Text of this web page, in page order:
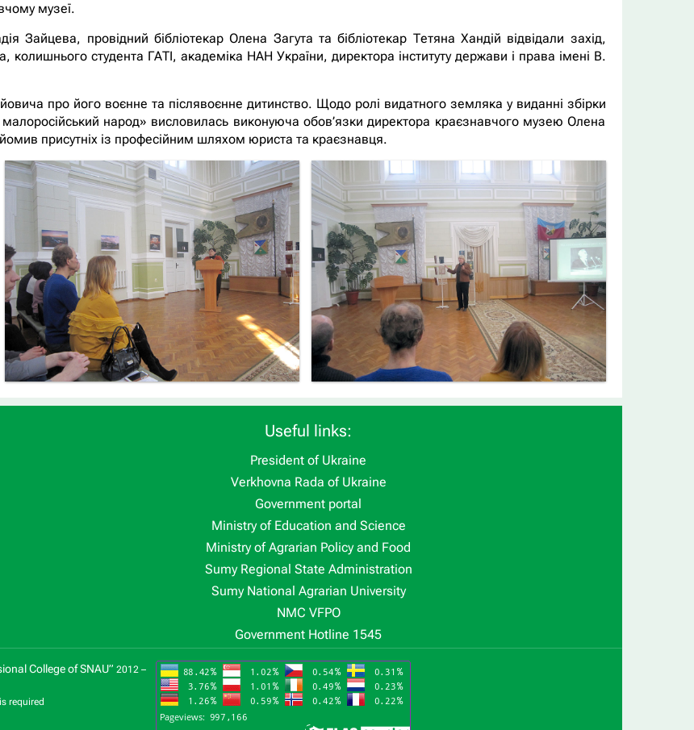
музеї.
провідний бібліотекар Олена Загута та бібліотекар Тетяна Хандій відвідали захід,
студента ГАТІ, академіка НАН України, директора інституту держави і права імені В.
про його воєнне та післявоєнне дитинство. Щодо ролі видатного земляка у виданні збірки
народ» висловилась виконуюча обов’язки директора краєзнавчого музею Олена
присутніх із професійним шляхом юриста та краєзнавця.
Useful links:
President of Ukraine
Verkhovna Rada of Ukraine
Government portal
Ministry of Education and Science
Ministry of Agrarian Policy and Food
Sumy Regional State Administration
Sumy National Agrarian University
NMC VFPO
Government Hotline 1545
College of SNAU” 2012 –
required